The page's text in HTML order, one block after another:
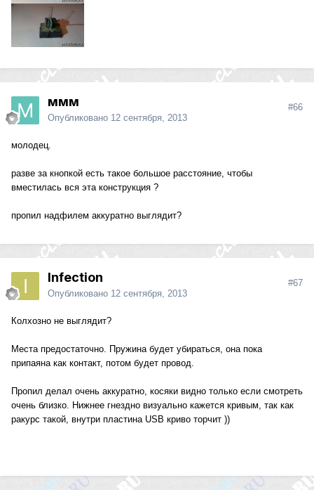
ммм
Опубликовано 12 сентября, 2013
#66
молодец.
разве за кнопкой есть такое большое расстояние, чтобы
вместилась вся эта конструкция ?
пропил надфилем аккуратно выглядит?
Infection
Опубликовано 12 сентября, 2013
#67
Колхозно не выглядит?
Места предостаточно. Пружина будет убираться, она пока
припаяна как контакт, потом будет провод.
Пропил делал очень аккуратно, косяки видно только если смотреть
очень близко. Нижнее гнездно визуально кажется кривым, так как
ракурс такой, внутри пластина USB криво торчит ))